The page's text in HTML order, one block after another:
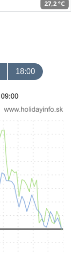
27,2 °C
18:00